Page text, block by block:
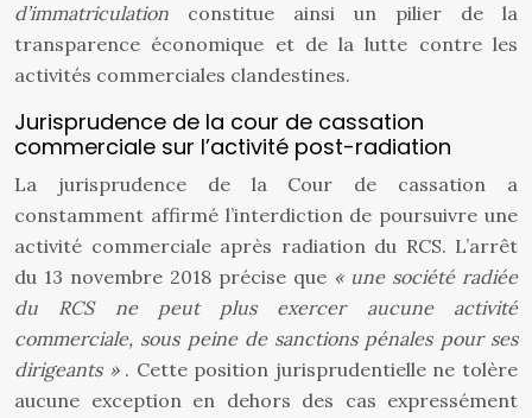
d’immatriculation constitue ainsi un pilier de la
transparence économique et de la lutte contre les
activités commerciales clandestines.
Jurisprudence de la cour de cassation
commerciale sur l’activité post-radiation
La jurisprudence de la Cour de cassation a
constamment affirmé l’interdiction de poursuivre une
activité commerciale après radiation du RCS. L’arrêt
du 13 novembre 2018 précise que « une société radiée
du RCS ne peut plus exercer aucune activité
commerciale, sous peine de sanctions pénales pour ses
dirigeants » . Cette position jurisprudentielle ne tolère
aucune exception en dehors des cas expressément